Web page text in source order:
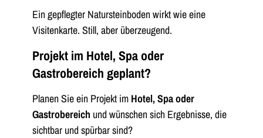
Ein gepflegter Natursteinboden wirkt wie eine
Visitenkarte. Still, aber überzeugend.
Projekt im Hotel, Spa oder
Gastrobereich geplant?
Planen Sie ein Projekt im Hotel, Spa oder
Gastrobereich und wünschen sich Ergebnisse, die
sichtbar und spürbar sind?